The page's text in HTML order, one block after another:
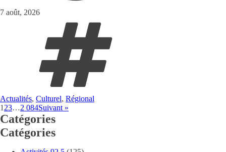
7 août, 2026
Actualités, Culturel, Régional
1 23…2 084Suivant »
Catégories
Catégories